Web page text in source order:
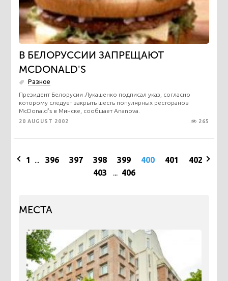
В БЕЛОРУССИИ ЗАПРЕЩАЮТ
MCDONALD'S
Разное
Президент Белорусии Лукашенко подписал указ, согласно
которому следует закрыть шесть популярных ресторанов
McDonald's в Минске, сообшает Ananova.
20 AUGUST 2002 265
1 ... 396 397 398 399 400 401
402
403
... 406
МЕСТА